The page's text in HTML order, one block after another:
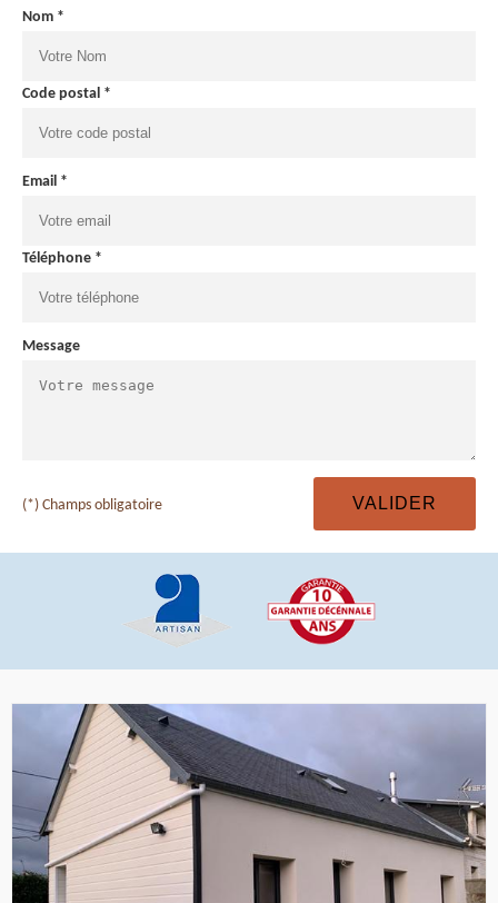
Nom *
Code postal *
Email *
Téléphone *
Message
(*) Champs obligatoire